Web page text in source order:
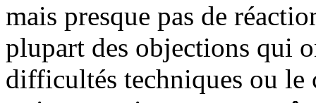
mais presque pas de
plupart des objections qui
difficultés techniques ou le